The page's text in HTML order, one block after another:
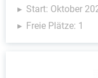
Start: Oktober
Freie Plätze: 1